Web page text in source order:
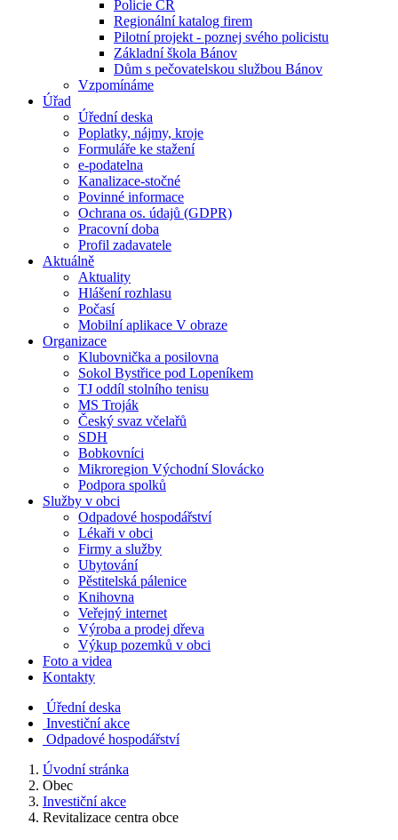
Policie ČR
Regionální katalog firem
Pilotní projekt - poznej svého policistu
Základní škola Bánov
Dům s pečovatelskou službou Bánov
Vzpomínáme
Úřad
Úřední deska
Poplatky, nájmy, kroje
Formuláře ke stažení
e-podatelna
Kanalizace-stočné
Povinné informace
Ochrana os. údajů (GDPR)
Pracovní doba
Profil zadavatele
Aktuálně
Aktuality
Hlášení rozhlasu
Počasí
Mobilní aplikace V obraze
Organizace
Klubovnička a posilovna
Sokol Bystřice pod Lopeníkem
TJ oddíl stolního tenisu
MS Troják
Český svaz včelařů
SDH
Bobkovníci
Mikroregion Východní Slovácko
Podpora spolků
Služby v obci
Odpadové hospodářství
Lékaři v obci
Firmy a služby
Ubytování
Pěstitelská pálenice
Knihovna
Veřejný internet
Výroba a prodej dřeva
Výkup pozemků v obci
Foto a videa
Kontakty
Úřední deska
Investiční akce
Odpadové hospodářství
Úvodní stránka
Obec
Investiční akce
Revitalizace centra obce